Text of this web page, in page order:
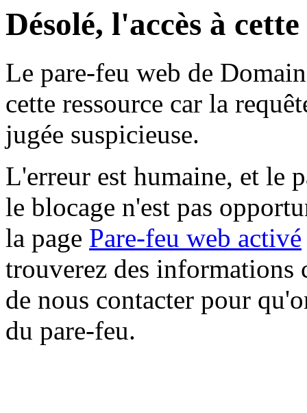
Désolé, l'accès à
Le pare-feu web de
cette ressource car la
jugée suspicieuse.
L'erreur est humaine, et le
le blocage n'est pas
la page Pare-feu web activé
trouverez des informations
de nous contacter pour
du pare-feu.